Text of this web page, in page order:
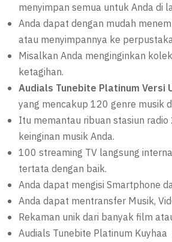
menyimpan semua untuk Anda di
Anda dapat dengan mudah
atau menyimpannya ke
Misalkan Anda menginginkan
ketagihan.
Audials Tunebite Platinum Versi
yang mencakup 120 genre musik
Itu memantau ribuan stasiun
keinginan musik Anda.
100 streaming TV langsung
tertata dengan baik.
Anda dapat mengisi Smartphone
Anda dapat mentransfer Musik,
Rekaman unik dari banyak film
Audials Tunebite Platinum